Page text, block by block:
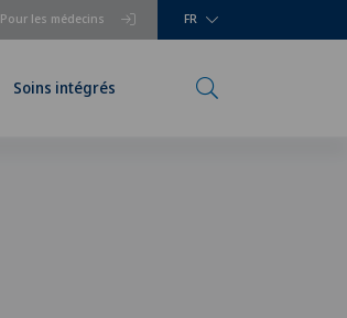
Pour les médecins FR
Soins intégrés